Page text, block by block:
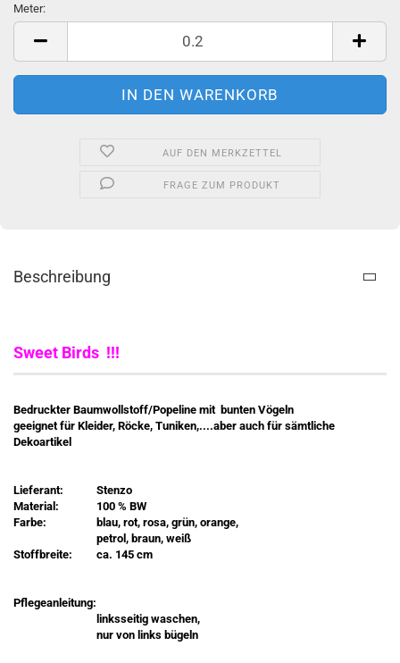
Meter:
Meter
AUF DEN MERKZETTEL
FRAGE ZUM PRODUKT
Beschreibung
Sweet Birds !!!
Bedruckter Baumwollstoff/Popeline mit bunten Vögeln
geeignet für Kleider, Röcke, Tuniken,....aber auch für sämtliche
Dekoartikel
Lieferant:
Stenzo
Material:
100 % BW
Farbe:
blau, rot, rosa, grün, orange,
petrol, braun, weiß
Stoffbreite:
ca. 145 cm
Pflegeanleitung:
linksseitig waschen,
nur von links bügeln